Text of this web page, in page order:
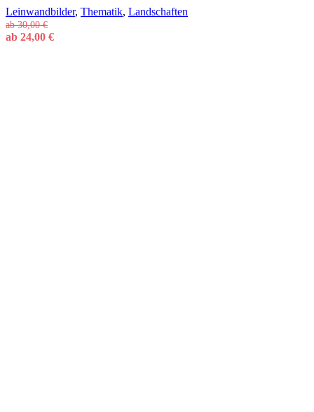
Leinwandbilder, Thematik, Landschaften
ab30,00€
ab 24,00 €